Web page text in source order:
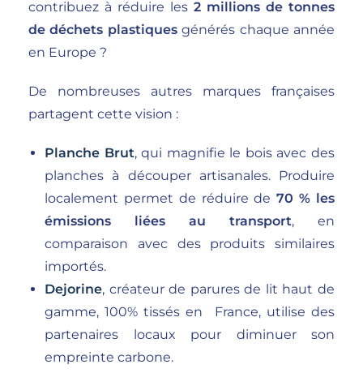
contribuez à réduire les 2 millions de tonnes
de déchets plastiquesgénérés chaque année
en Europe ?
De nombreuses autres marques françaises
partagent cette vision :
Planche Brut, qui magnifie le bois avec des
planches à découper artisanales. Produire
localement permet de réduire de70 % les
émissions liées au transport, en
comparaison avec des produits similaires
importés.
Dejorine, créateur de parures de lit haut de
gamme, 100% tissés en France, utilise des
partenaires locaux pour diminuer son
empreinte carbone.